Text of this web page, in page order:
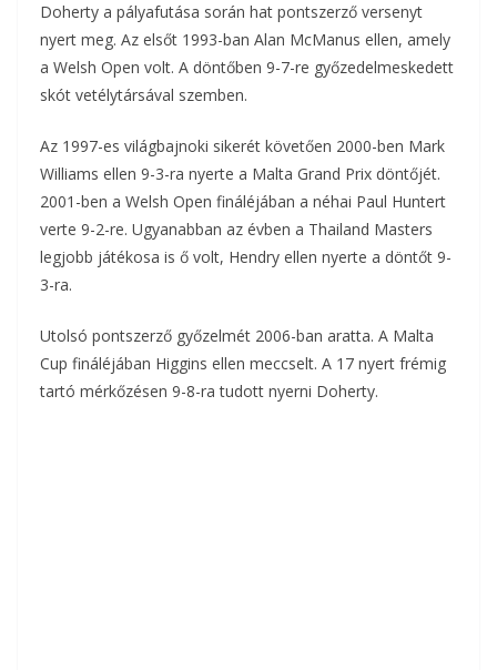
Doherty a pályafutása során hat pontszerző versenyt
nyert meg. Az elsőt 1993-ban Alan McManus ellen, amely
a Welsh Open volt. A döntőben 9-7-re győzedelmeskedett
skót vetélytársával szemben.
Az 1997-es világbajnoki sikerét követően 2000-ben Mark
Williams ellen 9-3-ra nyerte a Malta Grand Prix döntőjét.
2001-ben a Welsh Open fináléjában a néhai Paul Huntert
verte 9-2-re. Ugyanabban az évben a Thailand Masters
legjobb játékosa is ő volt, Hendry ellen nyerte a döntőt 9-
3-ra.
Utolsó pontszerző győzelmét 2006-ban aratta. A Malta
Cup fináléjában Higgins ellen meccselt. A 17 nyert frémig
tartó mérkőzésen 9-8-ra tudott nyerni Doherty.